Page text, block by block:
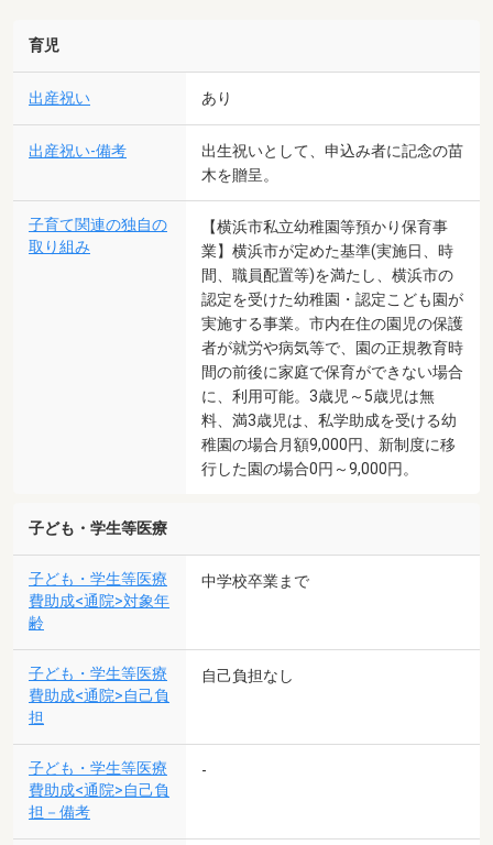
育児
出産祝い あり
出産祝い-備考
出生祝いとして、申込み者に記念の苗
木を贈呈。
子育て関連の独自の
取り組み
【横浜市私立幼稚園等預かり保育事
業】横浜市が定めた基準(実施日、時
間、職員配置等)を満たし、横浜市の
認定を受けた幼稚園・認定こども園が
実施する事業。市内在住の園児の保護
者が就労や病気等で、園の正規教育時
間の前後に家庭で保育ができない場合
に、利用可能。3歳児～5歳児は無
料、満3歳児は、私学助成を受ける幼
稚園の場合月額9,000円、新制度に移
行した園の場合0円～9,000円。
子ども・学生等医療
子ども・学生等医療
費助成<通院>対象年
齢
中学校卒業まで
子ども・学生等医療
費助成<通院>自己負
担
自己負担なし
子ども・学生等医療
費助成<通院>自己負
担－備考
-